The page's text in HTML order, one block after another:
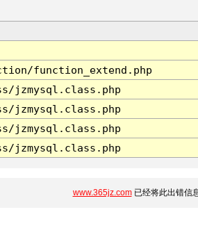
function_extend.php
jzmysql.class.php
jzmysql.class.php
jzmysql.class.php
jzmysql.class.php
www.365jz.com已经将此出错信